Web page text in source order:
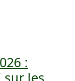
:
sur les